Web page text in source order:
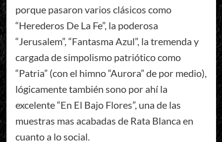
porque pasaron varios clásicos como
“Herederos De La Fe”, la poderosa
“Jerusalem”, “Fantasma Azul”, la tremenda y
cargada de simpolismo patriótico como
“Patria” (con el himno “Aurora” de por medio),
lógicamente también sono por ahí la
excelente “En El Bajo Flores”, una de las
muestras mas acabadas de Rata Blanca en
cuanto a lo social.